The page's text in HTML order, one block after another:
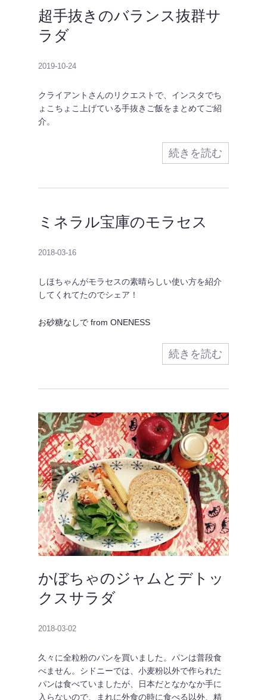
超手抜きのバランス抜群サ
ラダ
2019-10-24
クライアントさんのリクエストで、インスタでち
ょこちょこ上げている手抜きご飯をまとめてご紹
介。
続きを読む
ミネラル宝庫のモラセス
2018-03-16
しほちゃんがモラセスの素晴らしい使い方を紹介
してくれてたのでシェア！
お砂糖なしで from ONENESS
続きを読む
かぼちゃのジャムとデトッ
クスサラダ
2018-03-02
久々に全粒粉のパンを買いました。パンは普段食
べません。シドニーでは、小麦粉以外で作られた
パンは食べていましたが、日本だとなかなか手に
入らないので、まれに外食の時に食べる以外、精